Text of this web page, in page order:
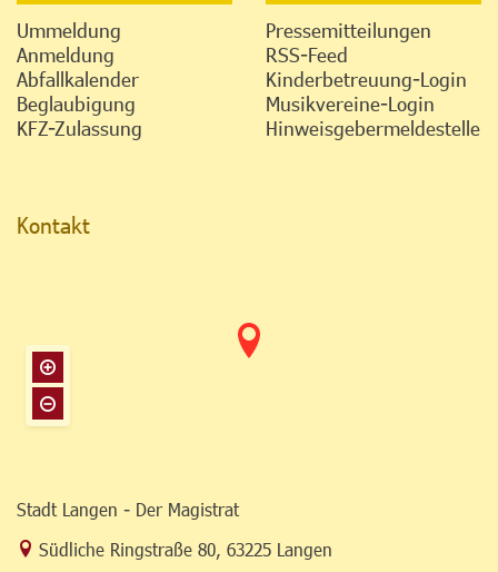
Ummeldung
Anmeldung
Abfallkalender
Beglaubigung
KFZ-Zulassung
Pressemitteilungen
RSS-Feed
Kinderbetreuung-Login
Musikvereine-Login
Hinweisgebermeldestelle
Kontakt
Stadt Langen - Der Magistrat
Link zur Google-Maps Navigation
Südliche Ringstraße 80, 63225 Langen